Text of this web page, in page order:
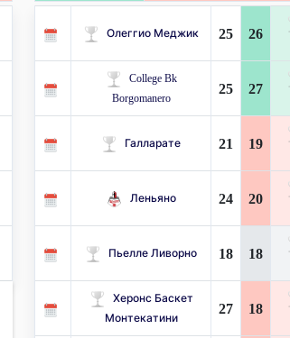
Олеггио Меджик 25 26
College Bk
Borgomanero
25 27
Галларате 21 19
Леньяно 24 20
Пьелле Ливорно 18 18
Херонс Баскет
Монтекатини
27 18